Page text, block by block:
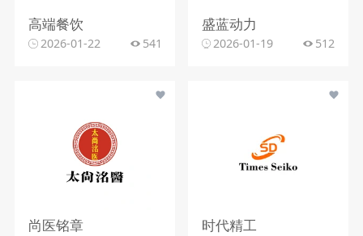
高端餐饮
2026-01-22 541
盛蓝动力
2026-01-19 512
尚医铭章 时代精工